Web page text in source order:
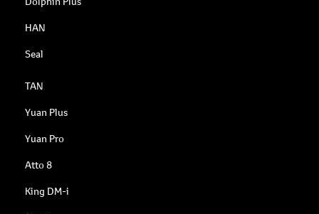
HAN
Seal
TAN
Yuan Plus
Yuan Pro
Atto 8
King DM-i